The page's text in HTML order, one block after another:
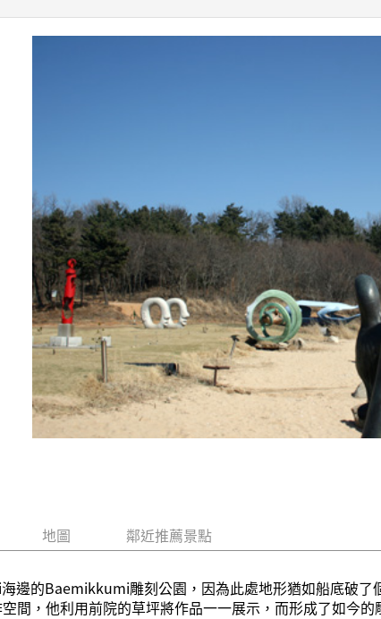
地圖 鄰近推薦景點
邊的Baemikkumi雕刻公園，因為此處地形猶如船底破
間，他利用前院的草坪將作品一一展示，而形成了如今